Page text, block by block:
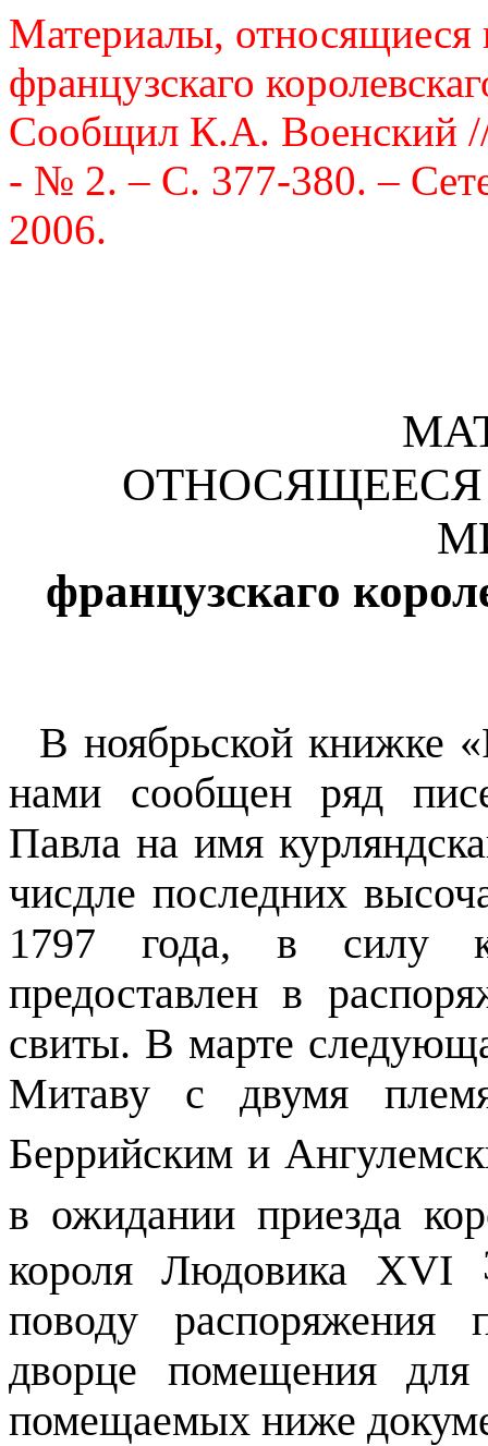
Материалы,
французскаго
Сообщил К.А. Военский //
- № 2. – С. 377-380. –
2006.
ОТНОСЯЩЕЕСЯ
французскаго
В ноябрьской книжке
нами сообщен ряд
Павла на имя
чисдле последних
1797 года, в силу
предоставлен в
свиты. В марте
Митаву с двумя
Беррийским и
в ожидании приезда
короля ЛюдовикаXVI
поводу распоряжения
дворце помещения
помещаемых ниже